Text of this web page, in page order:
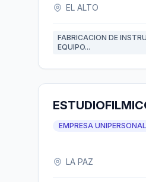
EL ALTO
FABRICACION DE
EQUIPO...
EMPRESA UNIPERSONAL
LA PAZ